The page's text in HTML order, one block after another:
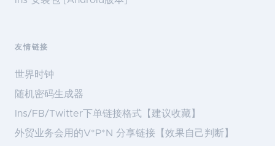
友情链接
世界时钟
随机密码生成器
Ins/FB/Twitter下单链接格式【建议收藏】
外贸业务会用的V*P*N 分享链接【效果自己判断】